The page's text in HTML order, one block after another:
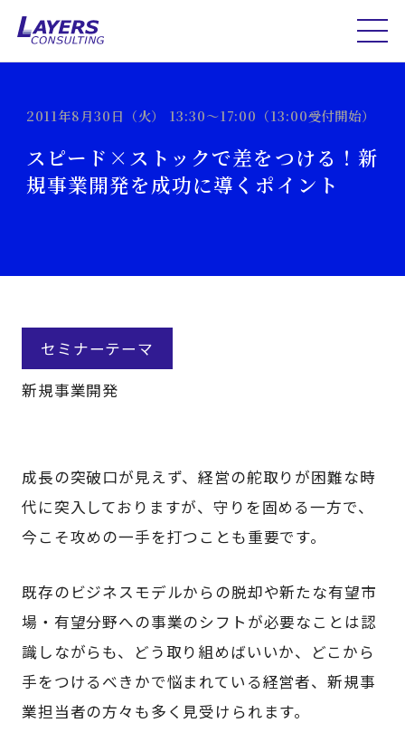
2011年8月30日（火） 13:30～17:00（13:00受付開始）
スピード×ストックで差をつける！新
規事業開発を成功に導くポイント
セミナーテーマ
新規事業開発
成長の突破口が見えず、経営の舵取りが困難な時
代に突入しておりますが、守りを固める一方で、
今こそ攻めの一手を打つことも重要です。
既存のビジネスモデルからの脱却や新たな有望市
場・有望分野への事業のシフトが必要なことは認
識しながらも、どう取り組めばいいか、どこから
手をつけるべきかで悩まれている経営者、新規事
業担当者の方々も多く見受けられます。